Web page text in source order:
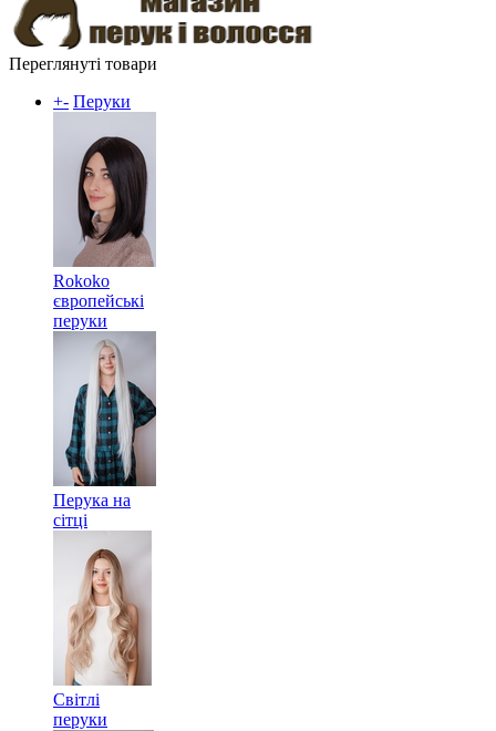
Переглянуті товари
+- Перуки
Rokoko
європейські
перуки
Перука на
сітці
Світлі
перуки